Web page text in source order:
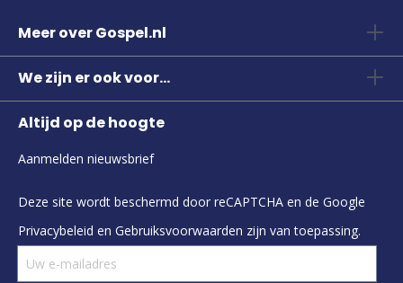
Meer over Gospel.nl
We zijn er ook voor...
Altijd op de hoogte
Aanmelden nieuwsbrief
Deze site wordt beschermd door reCAPTCHA en de Google
Privacybeleid en Gebruiksvoorwaarden zijn van toepassing.